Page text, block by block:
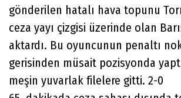
gönderilen hatalı hava topunu
ceza yayı çizgisi üzerinde olan
aktardı. Bu oyuncunun penaltı
gerisinden müsait pozisyonda
meşin yuvarlak filelere gitti. 2-0